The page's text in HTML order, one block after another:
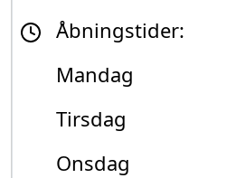
Åbningstider:
Mandag
Tirsdag
Onsdag